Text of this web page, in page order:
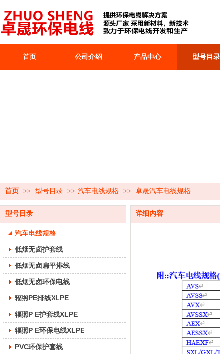
首页 公司介绍 产品中心 型号目录
首页 >> 型号目录 >> 汽车电线规格 >> 卓晟汽车电线规格
型号目录
汽车电线规格
低烟无卤护套线
低烟无卤扁平排线
低烟无卤环保电线
辐照PE排线XLPE
辐照P E护套线XLPE
辐照P E环保电线XLPE
PVC环保护套线
详细内容